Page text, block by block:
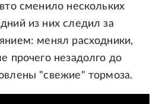
сменило нескольких
из них следил за
менял расходники,
прочего незадолго до
"свежие" тормоза.